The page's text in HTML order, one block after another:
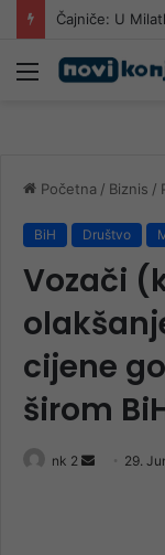
Meni
Početna / Biznis /
BiH Društvo
Vozači
cijene
širom
nk 2
Send 29.